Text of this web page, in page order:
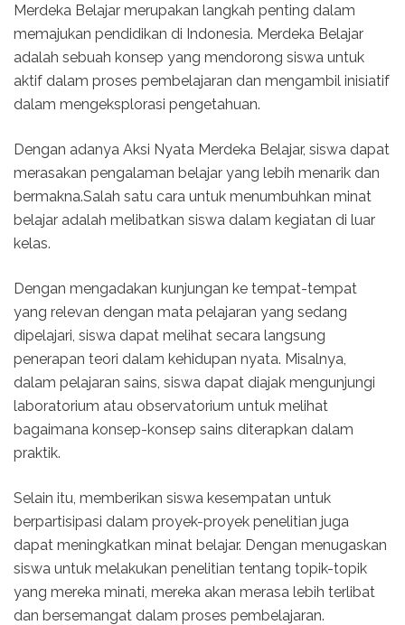
Merdeka Belajar merupakan langkah penting dalam
memajukan pendidikan di Indonesia. Merdeka Belajar
adalah sebuah konsep yang mendorong siswa untuk
aktif dalam proses pembelajaran dan mengambil inisiatif
dalam mengeksplorasi pengetahuan.
Dengan adanya Aksi Nyata Merdeka Belajar, siswa dapat
merasakan pengalaman belajar yang lebih menarik dan
bermakna.Salah satu cara untuk menumbuhkan minat
belajar adalah melibatkan siswa dalam kegiatan di luar
kelas.
Dengan mengadakan kunjungan ke tempat-tempat
yang relevan dengan mata pelajaran yang sedang
dipelajari, siswa dapat melihat secara langsung
penerapan teori dalam kehidupan nyata. Misalnya,
dalam pelajaran sains, siswa dapat diajak mengunjungi
laboratorium atau observatorium untuk melihat
bagaimana konsep-konsep sains diterapkan dalam
praktik.
Selain itu, memberikan siswa kesempatan untuk
berpartisipasi dalam proyek-proyek penelitian juga
dapat meningkatkan minat belajar. Dengan menugaskan
siswa untuk melakukan penelitian tentang topik-topik
yang mereka minati, mereka akan merasa lebih terlibat
dan bersemangat dalam proses pembelajaran.